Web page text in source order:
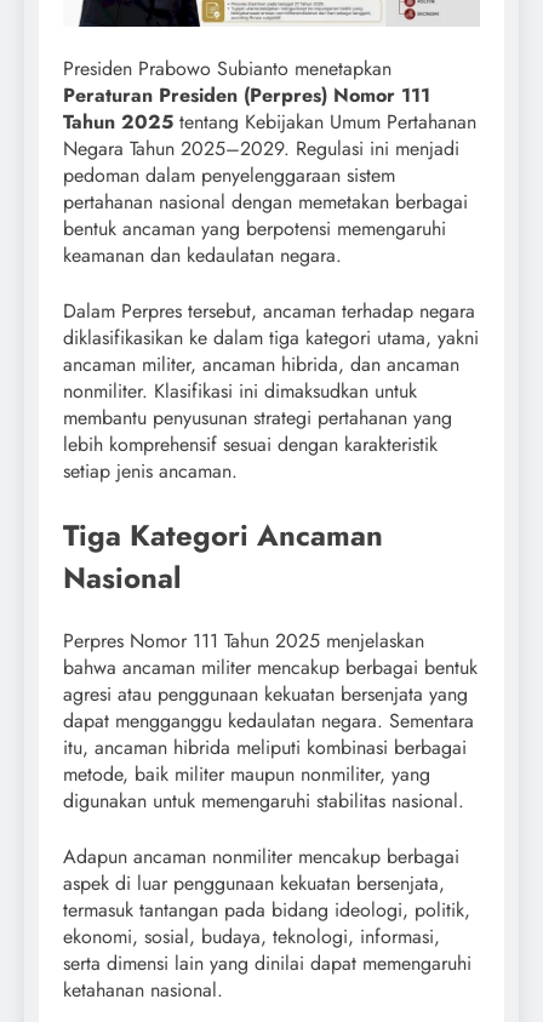
Presiden Prabowo Subianto menetapkan
Peraturan Presiden (Perpres) Nomor 111
Tahun 2025 tentang Kebijakan Umum Pertahanan
Negara Tahun 2025–2029. Regulasi ini menjadi
pedoman dalam penyelenggaraan sistem
pertahanan nasional dengan memetakan berbagai
bentuk ancaman yang berpotensi memengaruhi
keamanan dan kedaulatan negara.
Dalam Perpres tersebut, ancaman terhadap negara
diklasifikasikan ke dalam tiga kategori utama, yakni
ancaman militer, ancaman hibrida, dan ancaman
nonmiliter. Klasifikasi ini dimaksudkan untuk
membantu penyusunan strategi pertahanan yang
lebih komprehensif sesuai dengan karakteristik
setiap jenis ancaman.
Tiga Kategori Ancaman
Nasional
Perpres Nomor 111 Tahun 2025 menjelaskan
bahwa ancaman militer mencakup berbagai bentuk
agresi atau penggunaan kekuatan bersenjata yang
dapat mengganggu kedaulatan negara. Sementara
itu, ancaman hibrida meliputi kombinasi berbagai
metode, baik militer maupun nonmiliter, yang
digunakan untuk memengaruhi stabilitas nasional.
Adapun ancaman nonmiliter mencakup berbagai
aspek di luar penggunaan kekuatan bersenjata,
termasuk tantangan pada bidang ideologi, politik,
ekonomi, sosial, budaya, teknologi, informasi,
serta dimensi lain yang dinilai dapat memengaruhi
ketahanan nasional.